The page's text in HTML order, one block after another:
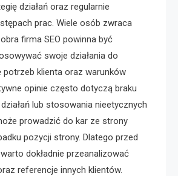
działań oraz regularnie
prac. Wiele osób zwraca
firma SEO powinna być
swoje działania do
potrzeb klienta oraz warunków
opinie często dotyczą braku
lub stosowania nieetycznych
prowadzić do kar ze strony
pozycji strony. Dlatego przed
dokładnie przeanalizować
referencje innych klientów.